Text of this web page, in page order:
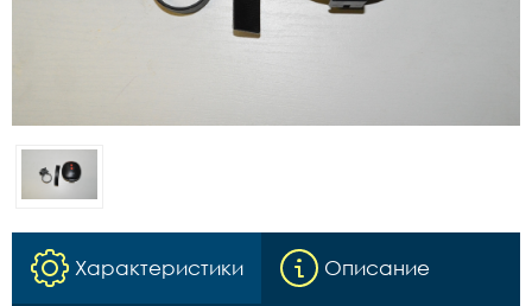
Характеристики Описание